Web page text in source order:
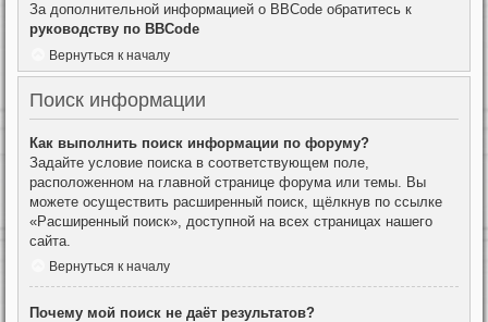
За дополнительной информацией о BBCode обратитесь к
руководству по BBCode
Вернуться к началу
Поиск информации
Как выполнить поиск информации по форуму?
Задайте условие поиска в соответствующем поле,
расположенном на главной странице форума или темы. Вы
можете осуществить расширенный поиск, щёлкнув по ссылке
«Расширенный поиск», доступной на всех страницах нашего
сайта.
Вернуться к началу
Почему мой поиск не даёт результатов?